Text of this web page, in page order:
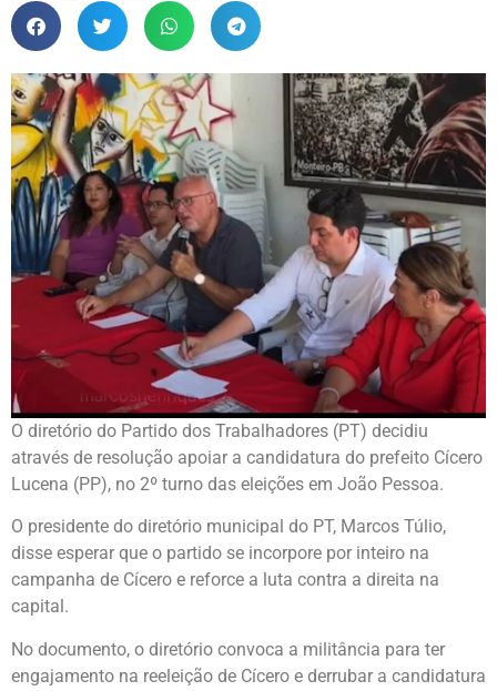
O diretório do Partido dos Trabalhadores (PT) decidiu
através de resolução apoiar a candidatura do prefeito Cícero
Lucena (PP), no 2º turno das eleições em João Pessoa.
O presidente do diretório municipal do PT, Marcos Túlio,
disse esperar que o partido se incorpore por inteiro na
campanha de Cícero e reforce a luta contra a direita na
capital.
No documento, o diretório convoca a militância para ter
engajamento na reeleição de Cícero e derrubar a candidatura